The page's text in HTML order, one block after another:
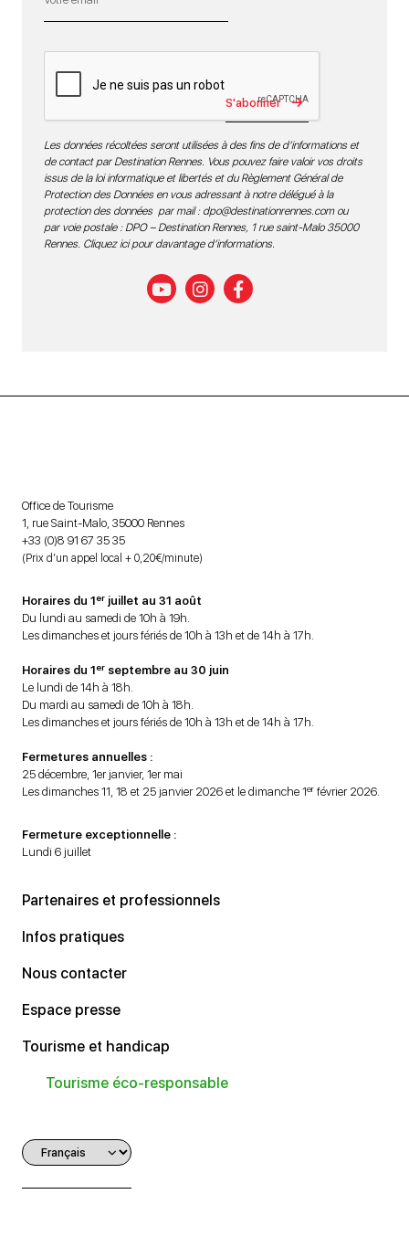
S'abonner
Les données récoltées seront utilisées à des fins de d’informations et
de contact par Destination Rennes. Vous pouvez faire valoir vos droits
issus de la loi informatique et libertés et du Règlement Général de
Protection des Données en vous adressant à notre délégué à la
protection des données par mail : dpo@destinationrennes.comou
par voie postale : DPO – Destination Rennes, 1 rue saint-Malo 35000
Rennes. Cliquez ici pour davantage d’informations.
Office de Tourisme
1, rue Saint-Malo, 35000 Rennes
+33 (0)8 91 67 35 35
(Prix d’un appel local + 0,20€/minute)
Horaires du 1er juillet au 31 août
Du lundi au samedi de 10h à 19h.
Les dimanches et jours fériés de 10h à 13h et de 14h à 17h.
Horaires du 1er septembre au 30 juin
Le lundi de 14h à 18h.
Du mardi au samedi de 10h à 18h.
Les dimanches et jours fériés de 10h à 13h et de 14h à 17h.
Fermetures annuelles :
25 décembre, 1er janvier, 1er mai
Les dimanches 11, 18 et 25 janvier 2026 et le dimanche 1er février 2026.
Fermeture exceptionnelle :
Lundi 6 juillet
Partenaires et professionnels
Infos pratiques
Nous contacter
Espace presse
Tourisme et handicap
Tourisme éco-responsable